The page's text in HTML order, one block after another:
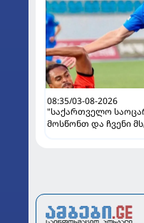
08:35/03-08-2026
"საქართველო
მოსწონთ და ჩვენი